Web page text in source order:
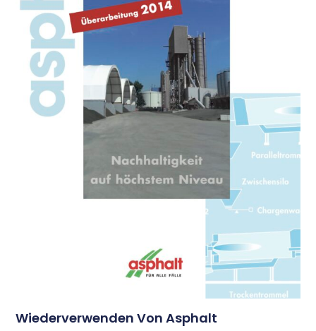
Wiederverwenden Von Asphalt